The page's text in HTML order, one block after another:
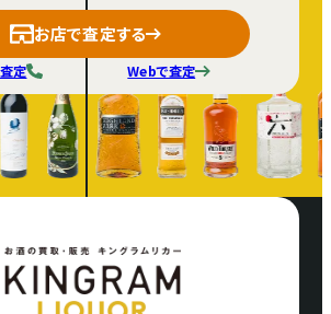
お店で査定する
Webで査定
定